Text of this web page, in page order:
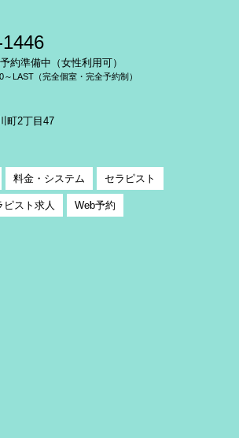
約準備中（女性利用可）
LAST（完全個室・完全予約制）
町2丁目47
料金・システム セラピスト
ピスト求人 Web予約